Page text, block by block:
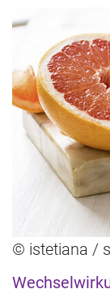
© istetiana /